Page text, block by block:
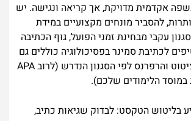
אקדמית מדויקת, אך קריאה ונגישה. יש
להסביר מונחים מקצועיים במידת
עקבי מבחינת זמני הפועל, גוף הכתיבה
לכתיבת סמינר בפסיכולוגיה כוללים גם
הקפדה על כללי הציטוט והרפרנס לפי הסגנון הנדרש (לרוב APA
במוסד הלימודים שלכם).
בליטוש הטקסט: לבדוק שגיאות כתיב,